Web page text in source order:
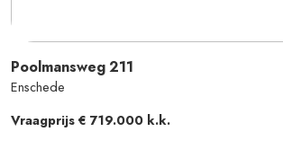
Poolmansweg211
Enschede
Vraagprijs € 719.000 k.k.